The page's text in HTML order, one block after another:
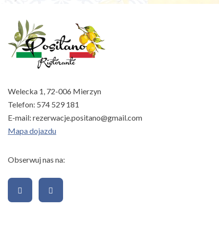
Welecka 1, 72-006 Mierzyn
Telefon: 574 529 181
E-mail: rezerwacje.positano@gmail.com
Mapa dojazdu
Obserwuj nas na: